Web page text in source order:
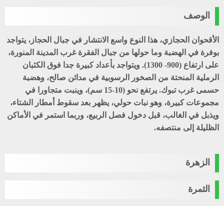
الوصف
الأقحوان الحجازي، هذا النوع واسع الانتشار في جبال الحجاز، يتواجد
بوفرة في الهضبة وما حولها من جبال الفقرة غرب المدينة المنورة،
على ارتفاع (900- 1300). ويتواجد بأعداد كبيرة جدا فوق الكثبان
الرملية المنحتة من الصخور الرسوبية في مدائن صالح، وهضبة
حسمى غرب تبوك. يرتفع نحو (10-15 سم)، وينبت متجاورا في
مجموعات كبيرة، وهو نبات حولي، يظهر بعد سقوط أمطار الشتاء،
ويذبل في الغالب، قبل دخول فصل الربيع، وربما استمر في الأماكن
الظليلة إلى منتصفه.
الزهرة
الثمرة